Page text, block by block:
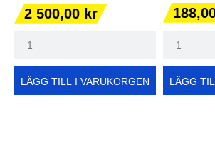
Pris
2 500,00 kr
LÄGG TILL I VARUKORGEN
Pris
LÄGG